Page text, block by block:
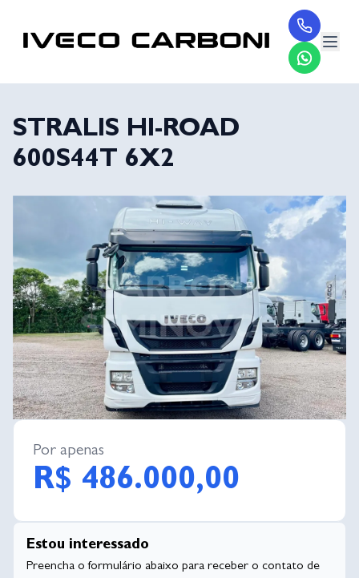
STRALIS HI-ROAD
600S44T 6X2
Por apenas
R$ 486.000,00
Estou interessado
Preencha o formulário abaixo para receber o contato de